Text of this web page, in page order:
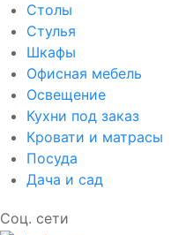
Столы
Стулья
Шкафы
Офисная мебель
Освещение
Кухни под заказ
Кровати и матрасы
Посуда
Дача и сад
Соц. сети